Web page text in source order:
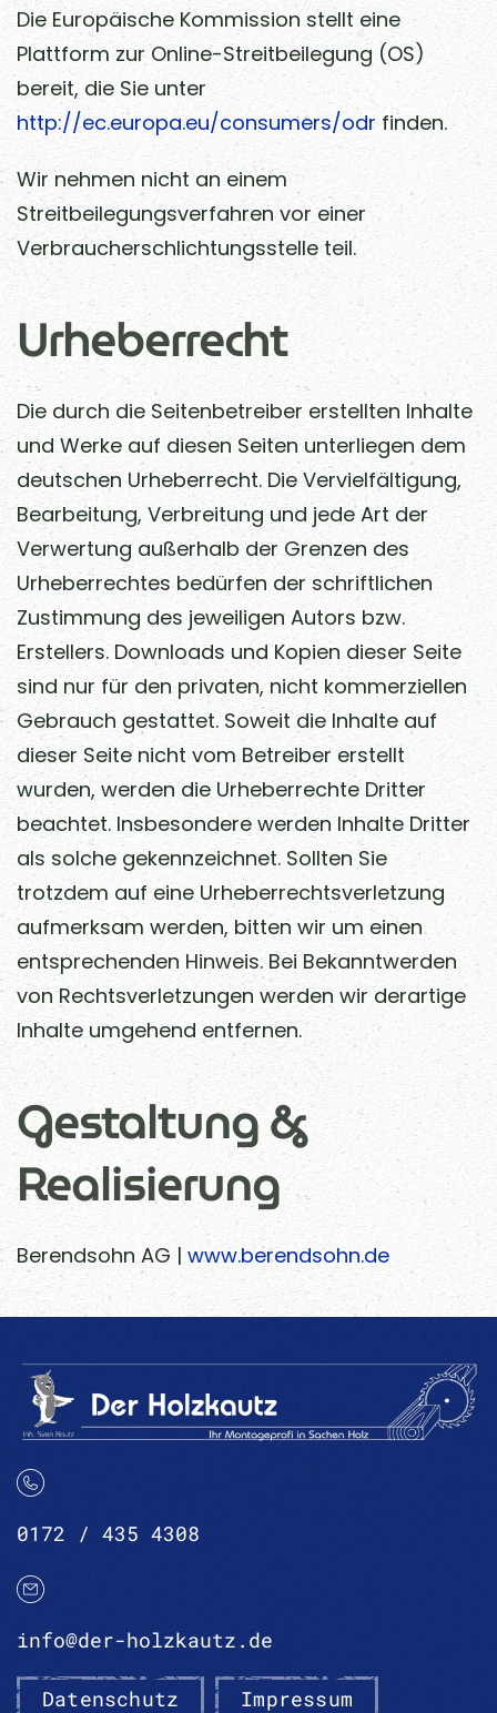
Die Europäische Kommission stellt eine
Plattform zur Online-Streitbeilegung (OS)
bereit, die Sie unter
http://ec.europa.eu/consumers/odr finden.
Wir nehmen nicht an einem
Streitbeilegungsverfahren vor einer
Verbraucherschlichtungsstelle teil.
Urheberrecht
Die durch die Seitenbetreiber erstellten Inhalte
und Werke auf diesen Seiten unterliegen dem
deutschen Urheberrecht. Die Vervielfältigung,
Bearbeitung, Verbreitung und jede Art der
Verwertung außerhalb der Grenzen des
Urheberrechtes bedürfen der schriftlichen
Zustimmung des jeweiligen Autors bzw.
Erstellers. Downloads und Kopien dieser Seite
sind nur für den privaten, nicht kommerziellen
Gebrauch gestattet. Soweit die Inhalte auf
dieser Seite nicht vom Betreiber erstellt
wurden, werden die Urheberrechte Dritter
beachtet. Insbesondere werden Inhalte Dritter
als solche gekennzeichnet. Sollten Sie
trotzdem auf eine Urheberrechtsverletzung
aufmerksam werden, bitten wir um einen
entsprechenden Hinweis. Bei Bekanntwerden
von Rechtsverletzungen werden wir derartige
Inhalte umgehend entfernen.
Gestaltung &
Realisierung
Berendsohn AG | www.berendsohn.de
0172 / 435 4308
info@der-holzkautz.de
Datenschutz Impressum